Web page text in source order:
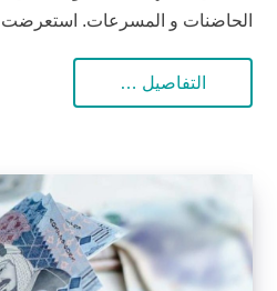
الحاضنات و المسرعات.
التفاصيل …